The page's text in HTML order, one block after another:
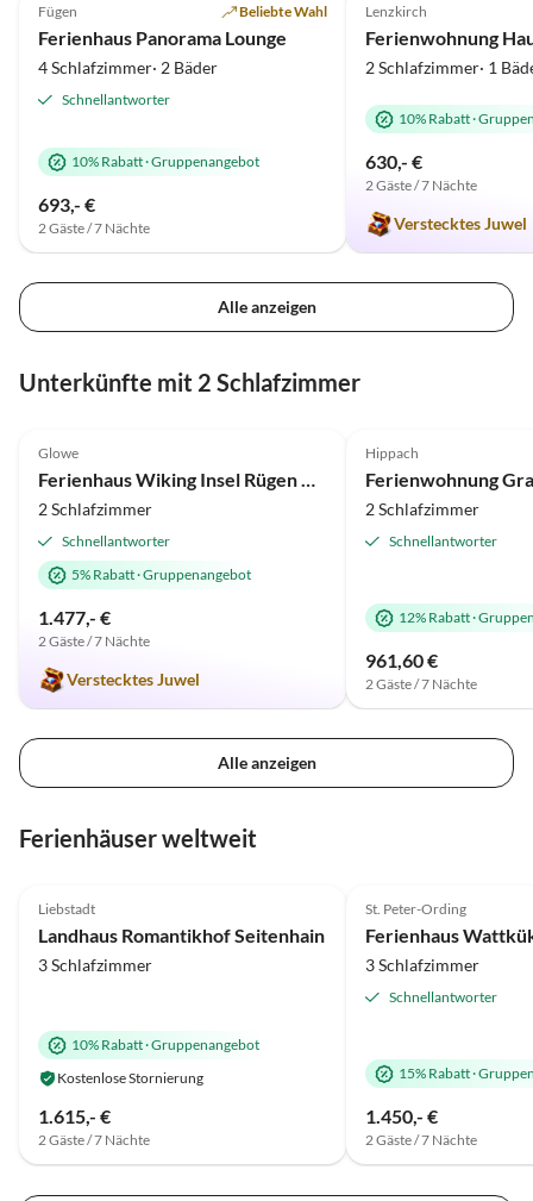
Urlaub ausschließlich positiv in
Erinnerung behalten. Nochmals
ganz herzlichen Dank für diesen
wunderschönen Aufenthalt die
Gastfreundschaft.
(viele Spiele standen
Verfügung) oder
Weihnacht" für ein
Lagerfeuer im Schnee.
Super-Gastgeber
Fügen Beliebte Wahl
Ferienhaus Panorama Lounge
4 Schlafzimmer· 2 Bäder
Schnellantworter
10% Rabatt·Gruppenangebot
693,- €
2 Gäste / 7 Nächte
Lenzkirch
2 Schlafzimmer· 1
10% Rabatt·
630,- €
2 Gäste / 7 Nächte
Verstecktes Juwel
Alle anzeigen
Unterkünfte mit 2 Schlafzimmer
Glowe
Ferienhaus Wiking Insel Rügen Glowe
2 Schlafzimmer
Schnellantworter
5% Rabatt·Gruppenangebot
1.477,- €
2 Gäste / 7 Nächte
Verstecktes Juwel
Hippach
Ferienwohnung
2 Schlafzimmer
Schnellantworter
12% Rabatt·
961,60 €
2 Gäste / 7 Nächte
Alle anzeigen
Ferienhäuser weltweit
Luxus
Liebstadt
Landhaus Romantikhof Seitenhain
3 Schlafzimmer
10% Rabatt·Gruppenangebot
Kostenlose Stornierung
1.615,- €
2 Gäste / 7 Nächte
Super-Gastgeber
St. Peter-Ording
Ferienhaus
3 Schlafzimmer
Schnellantworter
15% Rabatt·
1.450,- €
2 Gäste / 7 Nächte